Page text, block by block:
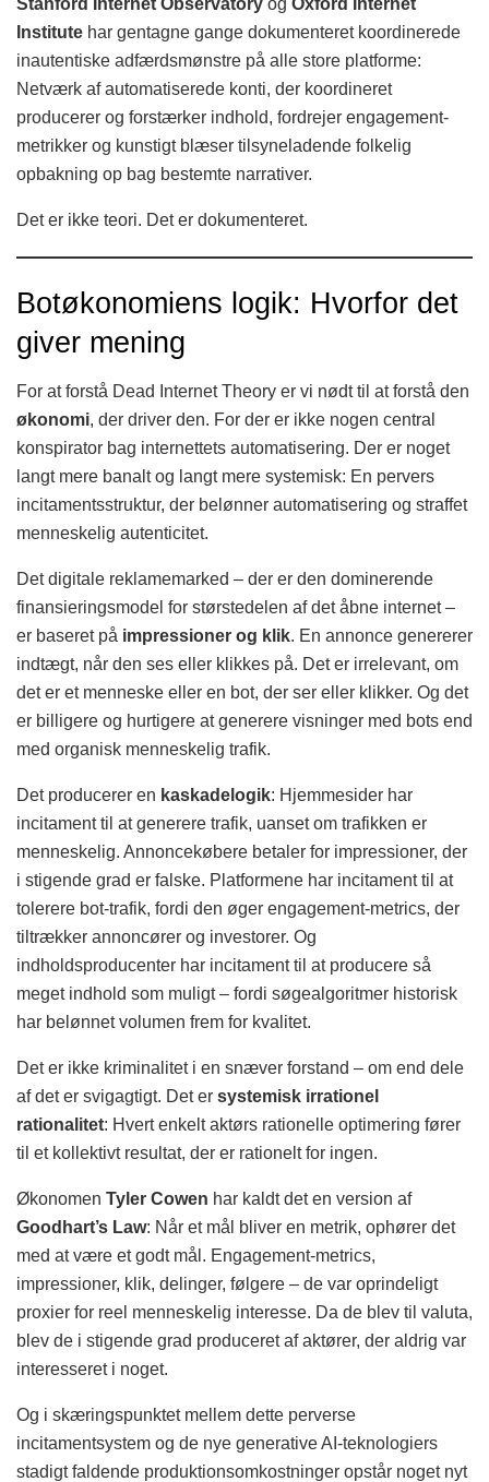
Stanford Internet Observatory og Oxford Internet
Institute har gentagne gange dokumenteret koordinerede
inautentiske adfærdsmønstre på alle store platforme:
Netværk af automatiserede konti, der koordineret
producerer og forstærker indhold, fordrejer engagement-
metrikker og kunstigt blæser tilsyneladende folkelig
opbakning op bag bestemte narrativer.
Det er ikke teori. Det er dokumenteret.
Botøkonomiens logik: Hvorfor det
giver mening
For at forstå Dead Internet Theory er vi nødt til at forstå den
økonomi, der driver den. For der er ikke nogen central
konspirator bag internettets automatisering. Der er noget
langt mere banalt og langt mere systemisk: En pervers
incitamentsstruktur, der belønner automatisering og straffet
menneskelig autenticitet.
Det digitale reklamemarked – der er den dominerende
finansieringsmodel for størstedelen af det åbne internet –
er baseret på impressioner og klik. En annonce genererer
indtægt, når den ses eller klikkes på. Det er irrelevant, om
det er et menneske eller en bot, der ser eller klikker. Og det
er billigere og hurtigere at generere visninger med bots end
med organisk menneskelig trafik.
Det producerer en kaskadelogik: Hjemmesider har
incitament til at generere trafik, uanset om trafikken er
menneskelig. Annoncekøbere betaler for impressioner, der
i stigende grad er falske. Platformene har incitament til at
tolerere bot-trafik, fordi den øger engagement-metrics, der
tiltrækker annoncører og investorer. Og
indholdsproducenter har incitament til at producere så
meget indhold som muligt – fordi søgealgoritmer historisk
har belønnet volumen frem for kvalitet.
Det er ikke kriminalitet i en snæver forstand – om end dele
af det er svigagtigt. Det er systemisk irrationel
rationalitet: Hvert enkelt aktørs rationelle optimering fører
til et kollektivt resultat, der er rationelt for ingen.
Økonomen Tyler Cowen har kaldt det en version af
Goodhart’s Law: Når et mål bliver en metrik, ophører det
med at være et godt mål. Engagement-metrics,
impressioner, klik, delinger, følgere – de var oprindeligt
proxier for reel menneskelig interesse. Da de blev til valuta,
blev de i stigende grad produceret af aktører, der aldrig var
interesseret i noget.
Og i skæringspunktet mellem dette perverse
incitamentsystem og de nye generative AI-teknologiers
stadigt faldende produktionsomkostninger opstår noget nyt